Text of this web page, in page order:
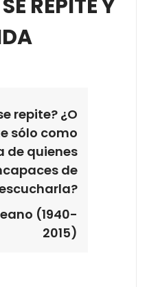
REPITE Y
repite? ¿O
sólo como
de quienes
de
(1940-
2015)